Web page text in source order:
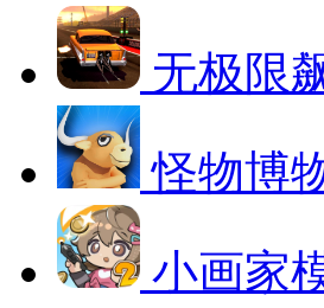
无极限
怪物博
小画家